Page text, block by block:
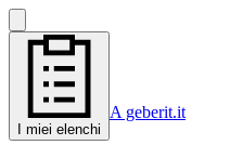
I miei elenchi
A geberit.it